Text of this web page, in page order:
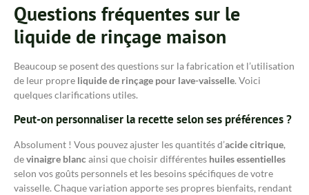
Questions fréquentes sur le
liquide de rinçage maison
Beaucoup se posent des questions sur la fabrication et l’utilisation
de leur propre liquide de rinçage pour lave-vaisselle. Voici
quelques clarifications utiles.
Peut-on personnaliser la recette selon ses préférences ?
Absolument ! Vous pouvez ajuster les quantités d’acide citrique,
devinaigre blancainsi que choisir différentes huiles essentielles
selon vos goûts personnels et les besoins spécifiques de votre
vaisselle. Chaque variation apporte ses propres bienfaits, rendant